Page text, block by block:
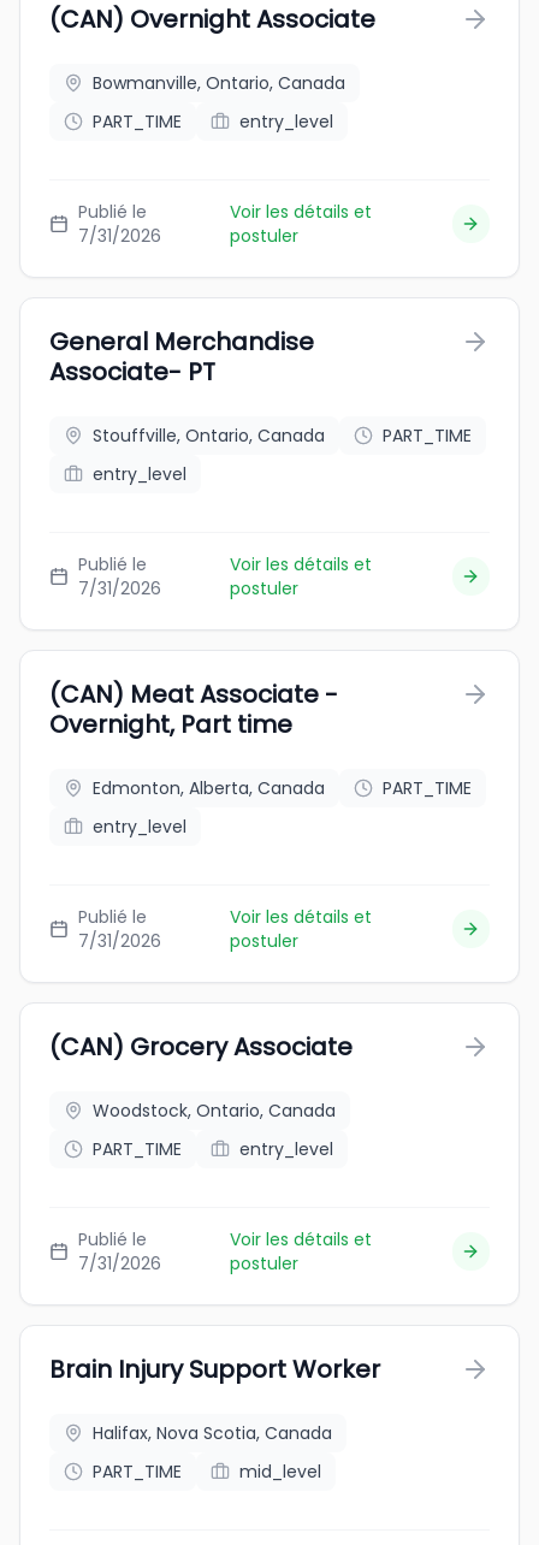
(CAN) Overnight Associate
Bowmanville, Ontario, Canada
PART_TIME
entry_level
Publié le
7/31/2026
Voir les détails et
postuler
General Merchandise
Associate- PT
Stouffville, Ontario, Canada
PART_TIME
entry_level
Publié le
7/31/2026
Voir les détails et
postuler
(CAN) Meat Associate -
Overnight, Part time
Edmonton, Alberta, Canada
PART_TIME
entry_level
Publié le
7/31/2026
Voir les détails et
postuler
(CAN) Grocery Associate
Woodstock, Ontario, Canada
PART_TIME
entry_level
Publié le
7/31/2026
Voir les détails et
postuler
Brain Injury Support Worker
Halifax, Nova Scotia, Canada
PART_TIME
mid_level